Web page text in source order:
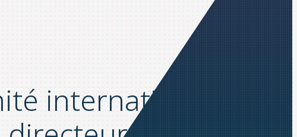
internationale : la